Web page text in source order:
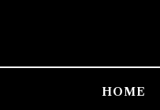
HOME